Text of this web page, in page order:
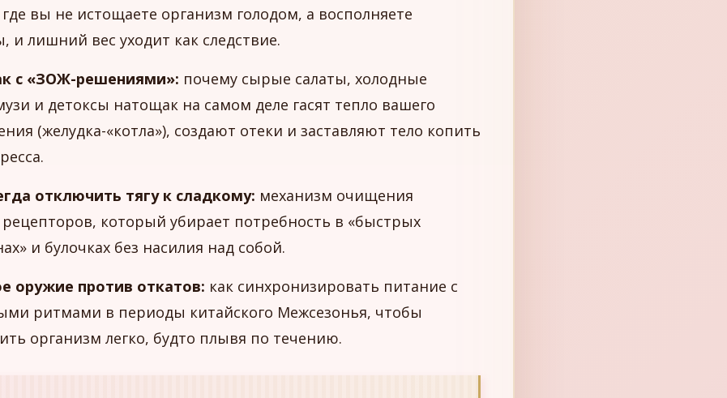
где вы не истощаете организм голодом, а восполняете
и лишний вес уходит как следствие.
с «ЗОЖ-решениями»: почему сырые салаты, холодные
и детоксы натощак на самом деле гасят тепло вашего
(желудка-«котла»), создают отеки и заставляют тело копить
отключить тягу к сладкому: механизм очищения
рецепторов, который убирает потребность в «быстрых
и булочках без насилия над собой.
оружие против откатов: как синхронизировать питание с
ритмами в периоды китайского Межсезонья, чтобы
организм легко, будто плывя по течению.